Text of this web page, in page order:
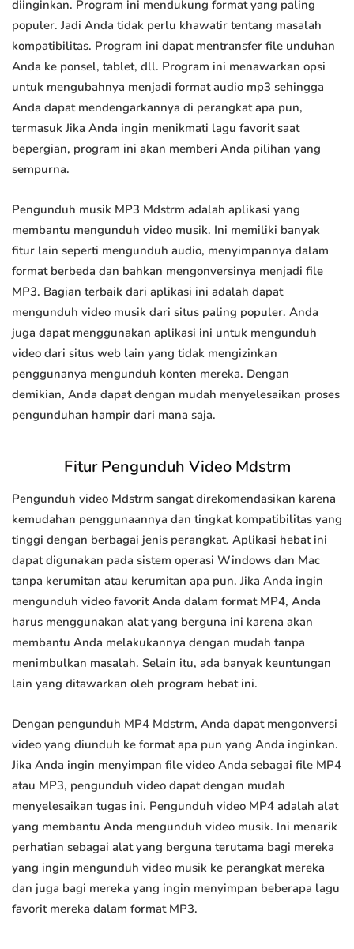
diinginkan. Program ini mendukung format yang paling
populer. Jadi Anda tidak perlu khawatir tentang masalah
kompatibilitas. Program ini dapat mentransfer file unduhan
Anda ke ponsel, tablet, dll. Program ini menawarkan opsi
untuk mengubahnya menjadi format audio mp3 sehingga
Anda dapat mendengarkannya di perangkat apa pun,
termasuk Jika Anda ingin menikmati lagu favorit saat
bepergian, program ini akan memberi Anda pilihan yang
sempurna.
Pengunduh musik MP3 Mdstrm adalah aplikasi yang
membantu mengunduh video musik. Ini memiliki banyak
fitur lain seperti mengunduh audio, menyimpannya dalam
format berbeda dan bahkan mengonversinya menjadi file
MP3. Bagian terbaik dari aplikasi ini adalah dapat
mengunduh video musik dari situs paling populer. Anda
juga dapat menggunakan aplikasi ini untuk mengunduh
video dari situs web lain yang tidak mengizinkan
penggunanya mengunduh konten mereka. Dengan
demikian, Anda dapat dengan mudah menyelesaikan proses
pengunduhan hampir dari mana saja.
Fitur Pengunduh Video Mdstrm
Pengunduh video Mdstrm sangat direkomendasikan karena
kemudahan penggunaannya dan tingkat kompatibilitas yang
tinggi dengan berbagai jenis perangkat. Aplikasi hebat ini
dapat digunakan pada sistem operasi Windows dan Mac
tanpa kerumitan atau kerumitan apa pun. Jika Anda ingin
mengunduh video favorit Anda dalam format MP4, Anda
harus menggunakan alat yang berguna ini karena akan
membantu Anda melakukannya dengan mudah tanpa
menimbulkan masalah. Selain itu, ada banyak keuntungan
lain yang ditawarkan oleh program hebat ini.
Dengan pengunduh MP4 Mdstrm, Anda dapat mengonversi
video yang diunduh ke format apa pun yang Anda inginkan.
Jika Anda ingin menyimpan file video Anda sebagai file MP4
atau MP3, pengunduh video dapat dengan mudah
menyelesaikan tugas ini. Pengunduh video MP4 adalah alat
yang membantu Anda mengunduh video musik. Ini menarik
perhatian sebagai alat yang berguna terutama bagi mereka
yang ingin mengunduh video musik ke perangkat mereka
dan juga bagi mereka yang ingin menyimpan beberapa lagu
favorit mereka dalam format MP3.